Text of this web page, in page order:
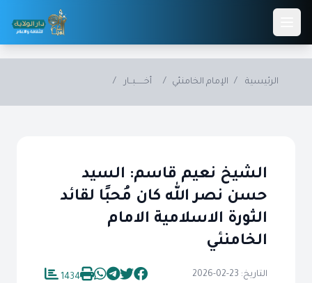
Skip to main content
الرئيسية / الإمام الخامنئي / أخــــــبــار /
الشيخ نعيم قاسم: السيد
حسن نصر الله كان مُحبًا لقائد
الثورة الاسلامية الامام
الخامنئي
التاريخ: 23-02-2026 1434